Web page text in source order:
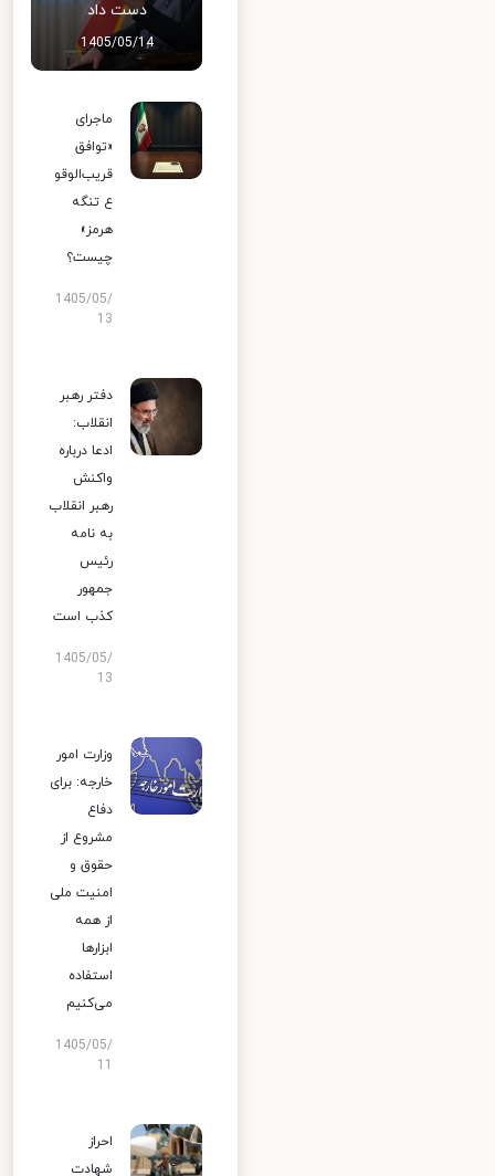
دست داد
1405/05/14
ماجرای
«توافق
قریب‌الوقو
ع تنگه
هرمز»
چیست؟
1405/05/
13
دفتر رهبر
انقلاب:
ادعا درباره
واکنش
رهبر انقلاب
به نامه
رئیس
جمهور
کذب است
1405/05/
13
وزارت امور
خارجه: برای
دفاع
مشروع از
حقوق و
امنیت ملی
از همه
ابزارها
استفاده
می‌کنیم
1405/05/
احراز
شهادت